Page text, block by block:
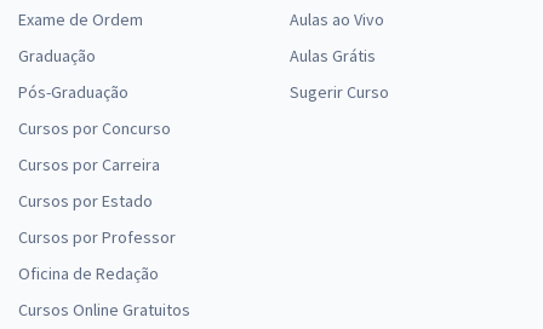
Exame de Ordem
Graduação
Pós-Graduação
Cursos por Concurso
Cursos por Carreira
Cursos por Estado
Cursos por Professor
Oficina de Redação
Cursos Online Gratuitos
Aulas ao Vivo
Aulas Grátis
Sugerir Curso